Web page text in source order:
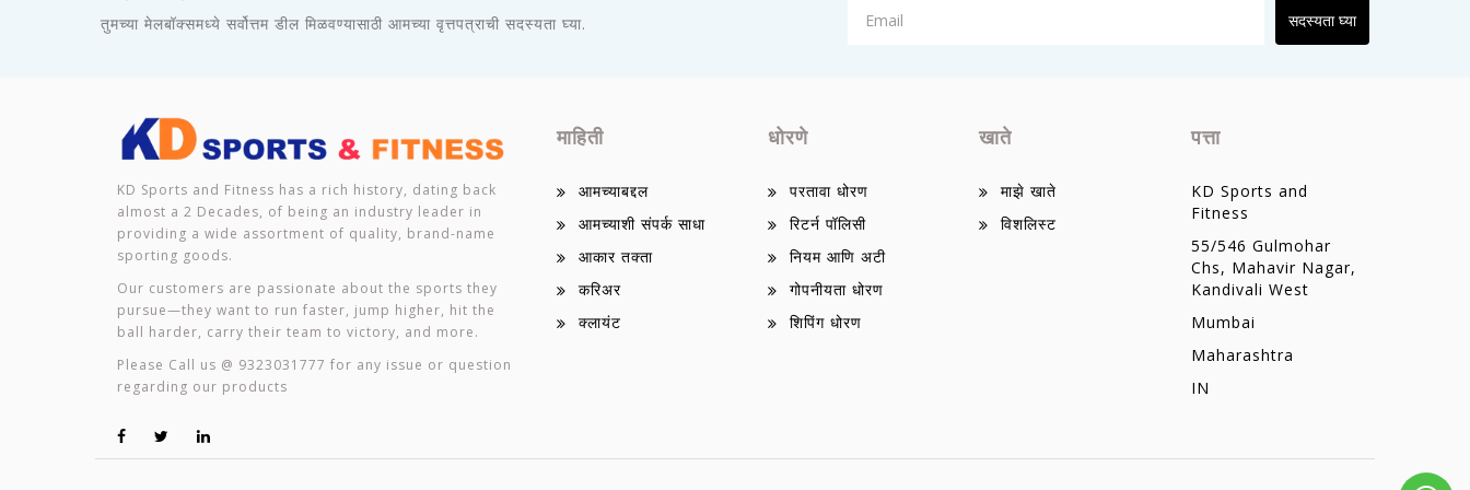
तुमच्या मेलबॉक्समध्ये सर्वोत्तम डील मिळवण्यासाठी आमच्या वृत्तपत्राची सदस्यता घ्या. सदस्यता घ्या
KD Sports and Fitness has a rich history, dating back
almost a 2 Decades, of being an industry leader in
providing a wide assortment of quality, brand-name
sporting goods.
Our customers are passionate about the sports they
pursue—they want to run faster, jump higher, hit the
ball harder, carry their team to victory, and more.
Please Call us @ 9323031777 for any issue or question
regarding our products
माहिती
आमच्याबद्दल
आमच्याशी संपर्क साधा
आकार तक्ता
करिअर
क्लायंट
धोरणे
परतावा धोरण
रिटर्न पॉलिसी
नियम आणि अटी
गोपनीयता धोरण
शिपिंग धोरण
खाते
माझे खाते
विशलिस्ट
पत्ता
KD Sports and
Fitness
55/546 Gulmohar
Chs, Mahavir Nagar,
Kandivali West
Mumbai
Maharashtra
IN